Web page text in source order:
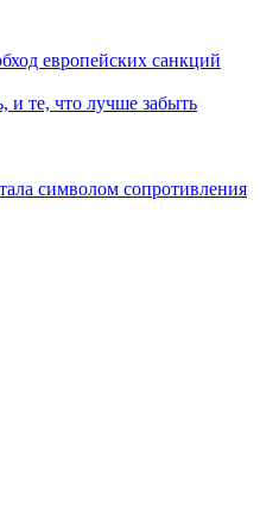
европейских санкций
и те, что лучше забыть
символом сопротивления